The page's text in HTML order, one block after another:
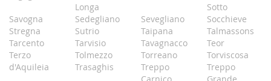
Longa
Sotto
Savogna
Sedegliano Sevegliano
Socchieve
Stregna
Sutrio Taipana
Talmassons
Tarcento
Tarvisio Tavagnacco
Teor
Terzo
d'Aquileia
Tolmezzo Torreano
Torviscosa
Trasaghis
Treppo
Treppo